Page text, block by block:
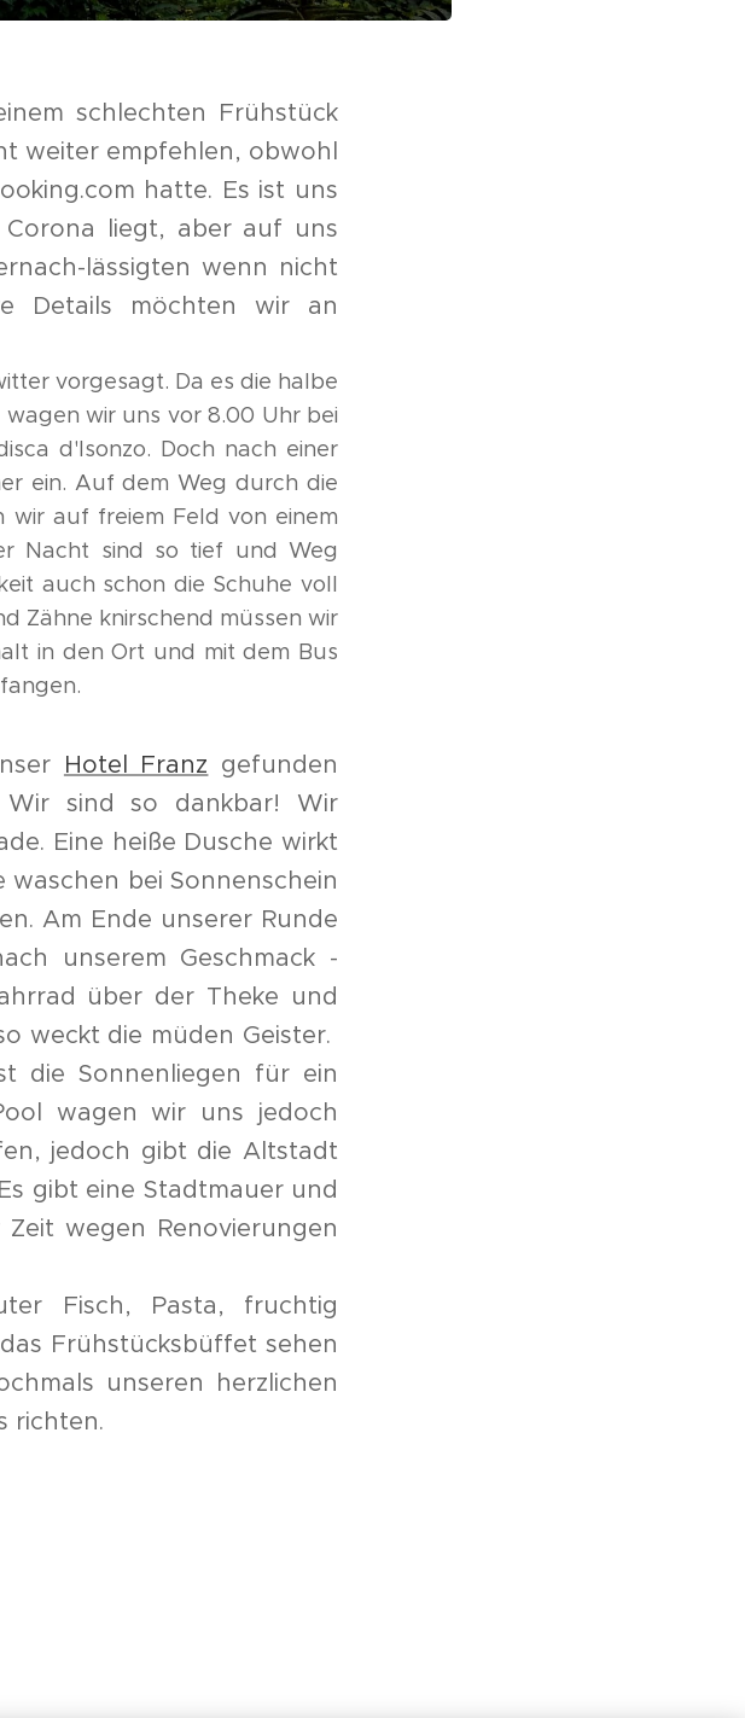
schlechten Frühstück
weiter empfehlen, obwohl
hatte. Es ist uns
liegt, aber auf uns
lässigten wenn nicht
Details möchten wir an
vorgesagt. Da es die halbe
wir uns vor 8.00 Uhr bei
d'Isonzo. Doch nach einer
ein. Auf dem Weg durch die
wir auf freiem Feld von einem
Nacht sind so tief und Weg
auch schon die Schuhe voll
Zähne knirschend müssen wir
in den Ort und mit dem Bus
Hotel Franz gefunden
sind so dankbar! Wir
Eine heiße Dusche wirkt
bei Sonnenschein
Am Ende unserer Runde
unserem Geschmack -
über der Theke und
weckt die müden Geister.
die Sonnenliegen für ein
wagen wir uns jedoch
jedoch gibt die Altstadt
gibt eine Stadtmauer und
wegen Renovierungen
Fisch, Pasta, fruchtig
Frühstücksbüffet sehen
unseren herzlichen
richten.